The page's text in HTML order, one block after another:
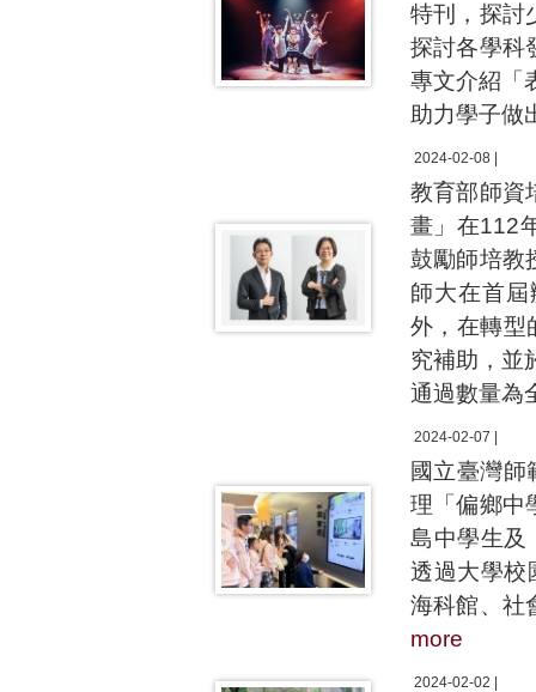
特刊，探討
探討各學科
專文介紹「
助力學子做
2024-02-08 |
教育部師資
畫」在112
鼓勵師培教
師大在首
外，在轉型
究補助，並
通過數量為
2024-02-07 |
國立臺灣
理「偏鄉中
島中學生及
透過大學校
海科館、社
more
2024-02-02 |